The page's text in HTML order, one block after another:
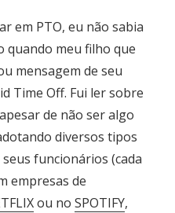
em PTO, eu não sabia
quando meu filho que
mensagem de seu
Time Off. Fui ler sobre
de não ser algo
diversos tipos
funcionários (cada
empresas de
ou no SPOTIFY,